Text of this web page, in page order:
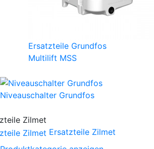
Ersatzteile Grundfos
Multilift MSS
Niveauschalter Grundfos
Ersatzteile Zilmet